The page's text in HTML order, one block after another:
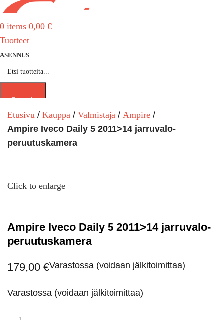
0 items 0,00 €
Tuotteet
ASENNUS
Search
Etusivu
Kauppa Valmistaja
Ampire
Ampire Iveco Daily 5 2011>14 jarruvalo-
peruutuskamera
Click to enlarge
Ampire Iveco Daily 5 2011>14 jarruvalo-
peruutuskamera
179,00 €Varastossa (voidaan jälkitoimittaa)
Varastossa (voidaan jälkitoimittaa)